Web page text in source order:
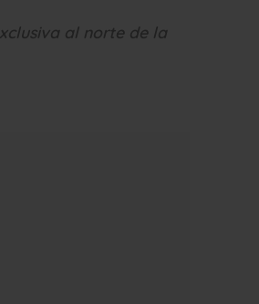
al norte de la